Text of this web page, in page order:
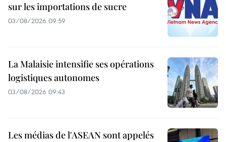
sur les importations de sucre
03/08/2026 09:59
La Malaisie intensifie ses opérations
logistiques autonomes
03/08/2026 09:43
Les médias de l'ASEAN sont appelés